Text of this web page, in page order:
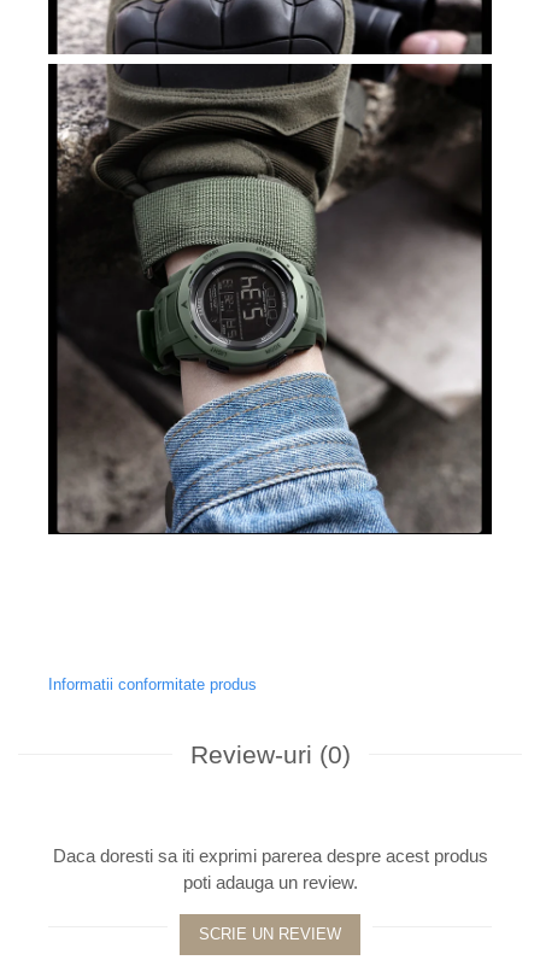
Informatii conformitate produs
Review-uri (0)
Daca doresti sa iti exprimi parerea despre acest produs
poti adauga un review.
SCRIE UN REVIEW